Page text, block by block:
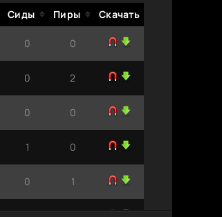
Сиды Пиры
Скачать
0 0
0 2
0 0
1 0
0 1